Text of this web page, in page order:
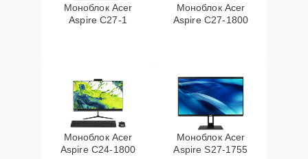
Моноблок Acer
Aspire C27-1
Моноблок Acer
Aspire C27-1800
Моноблок Acer
Aspire C24-1800
Моноблок Acer
Aspire S27-1755